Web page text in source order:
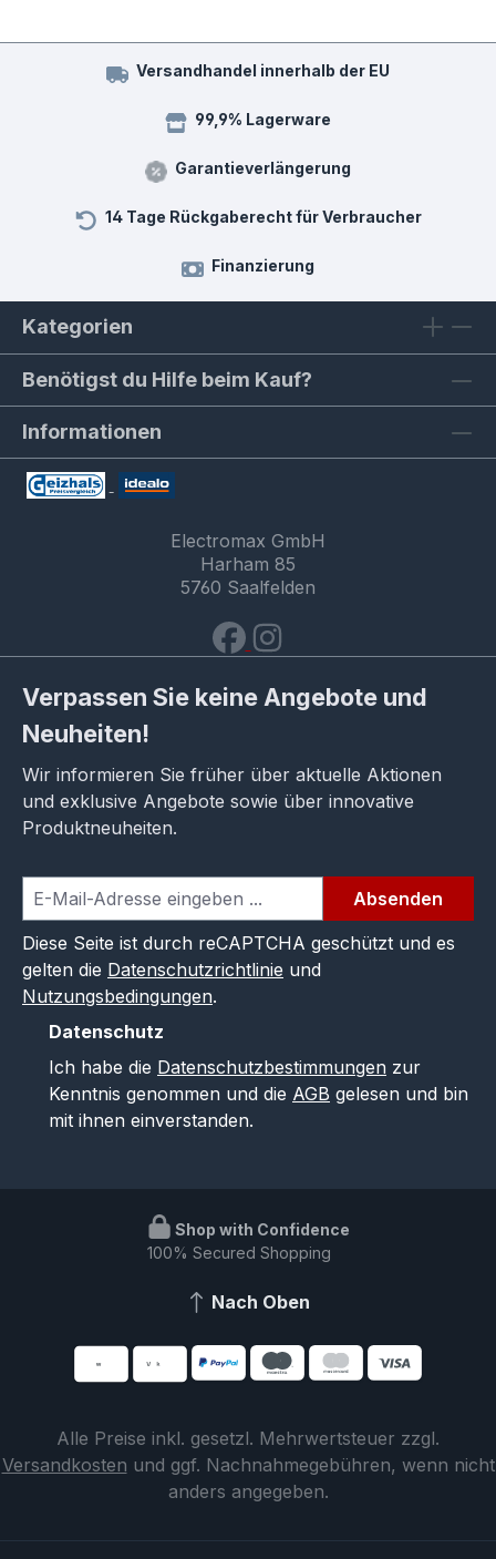
Versandhandel innerhalb der EU
99,9% Lagerware
Garantieverlängerung
14 Tage Rückgaberecht für Verbraucher
Finanzierung
Kategorien
Benötigst du Hilfe beim Kauf?
Informationen
Electromax GmbH
Harham 85
5760 Saalfelden
Verpassen Sie keine Angebote und
Neuheiten!
Wir informieren Sie früher über aktuelle Aktionen
und exklusive Angebote sowie über innovative
Produktneuheiten.
Absenden
Diese Seite ist durch reCAPTCHA geschützt und es
gelten die Datenschutzrichtlinie und
Nutzungsbedingungen.
Datenschutz
Ich habe die Datenschutzbestimmungen zur
Kenntnis genommen und die AGB gelesen und bin
mit ihnen einverstanden.
Shop with Confidence
100% Secured Shopping
Nach Oben
Alle Preise inkl. gesetzl. Mehrwertsteuer zzgl.
Versandkosten und ggf. Nachnahmegebühren, wenn nicht
anders angegeben.